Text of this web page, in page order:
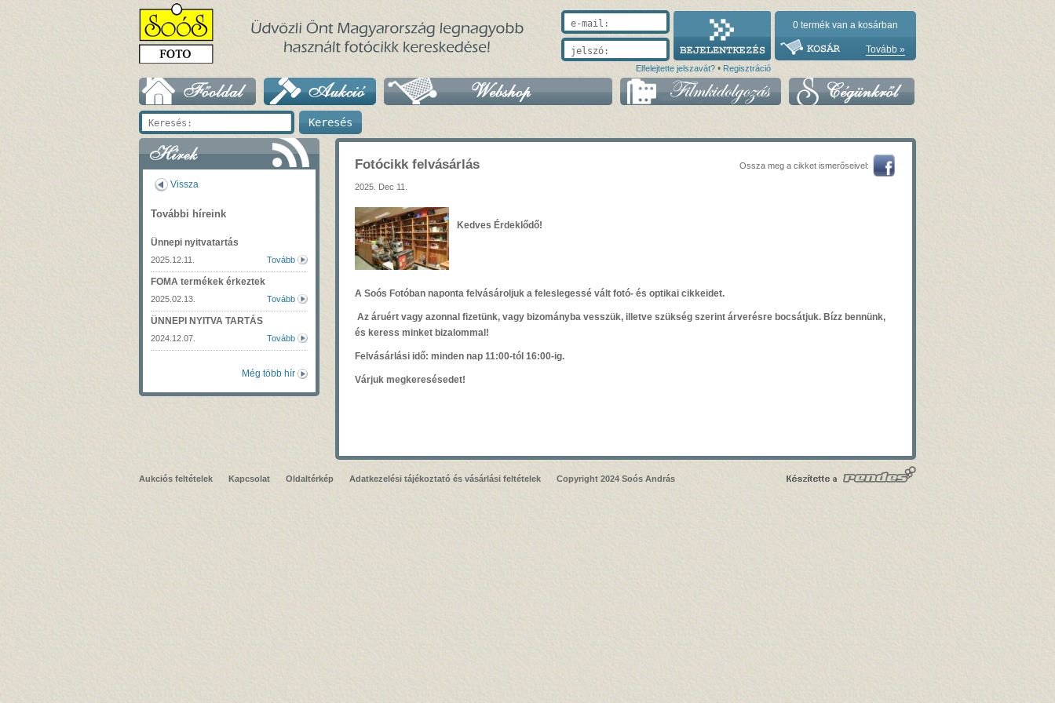
0 termék van a kosárban
Tovább »
e-mail:
jelszó:
Elfelejtette jelszavát?• Regisztráció
Vissza
További híreink
Ünnepi nyitvatartás
2025.12.11. Tovább
FOMA termékek érkeztek
2025.02.13. Tovább
ÜNNEPI NYITVA TARTÁS
2024.12.07. Tovább
Még több hír
Ossza meg a cikket ismerőseivel:
Fotócikk felvásárlás
2025. Dec 11.
Kedves Érdeklődő!
A Soós Fotóban naponta felvásároljuk a feleslegessé vált fotó- és optikai cikkeidet.
Az áruért vagy azonnal fizetünk, vagy bizományba vesszük, illetve szükség szerint árverésre bocsátjuk. Bízz bennünk,
és keress minket bizalommal!
Felvásárlási idő: minden nap 11:00-tól 16:00-ig.
Várjuk megkeresésedet!
Aukciós feltételek Kapcsolat Oldaltérkép Adatkezelési tájékoztató és vásárlási feltételek Copyright 2024 Soós András